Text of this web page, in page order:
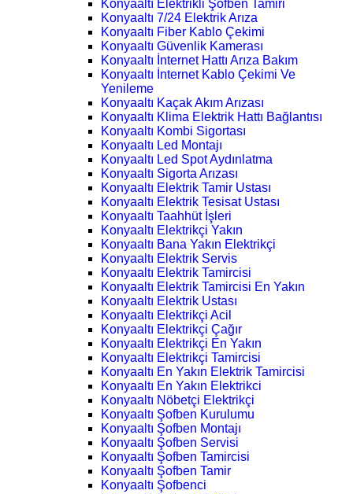
Konyaaltı Elektrikli Şofben Tamiri
Konyaaltı 7/24 Elektrik Arıza
Konyaaltı Fiber Kablo Çekimi
Konyaaltı Güvenlik Kamerası
Konyaaltı İnternet Hattı Arıza Bakım
Konyaaltı İnternet Kablo Çekimi Ve
Yenileme
Konyaaltı Kaçak Akım Arızası
Konyaaltı Klima Elektrik Hattı Bağlantısı
Konyaaltı Kombi Sigortası
Konyaaltı Led Montajı
Konyaaltı Led Spot Aydınlatma
Konyaaltı Sigorta Arızası
Konyaaltı Elektrik Tamir Ustası
Konyaaltı Elektrik Tesisat Ustası
Konyaaltı Taahhüt İşleri
Konyaaltı Elektrikçi Yakın
Konyaaltı Bana Yakın Elektrikçi
Konyaaltı Elektrik Servis
Konyaaltı Elektrik Tamircisi
Konyaaltı Elektrik Tamircisi En Yakın
Konyaaltı Elektrik Ustası
Konyaaltı Elektrikçi Acil
Konyaaltı Elektrikçi Çağır
Konyaaltı Elektrikçi En Yakın
Konyaaltı Elektrikçi Tamircisi
Konyaaltı En Yakın Elektrik Tamircisi
Konyaaltı En Yakın Elektrikci
Konyaaltı Nöbetçi Elektrikçi
Konyaaltı Şofben Kurulumu
Konyaaltı Şofben Montajı
Konyaaltı Şofben Servisi
Konyaaltı Şofben Tamircisi
Konyaaltı Şofben Tamir
Konyaaltı Şofbenci